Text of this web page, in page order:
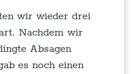
wir wieder drei
Nachdem wir
Absagen
es noch einen